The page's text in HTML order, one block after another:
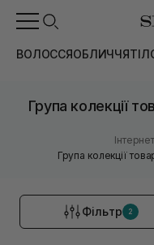
ВОЛОССЯОБЛИЧЧЯ
Група колекції
Група колекції
Фільтр 2